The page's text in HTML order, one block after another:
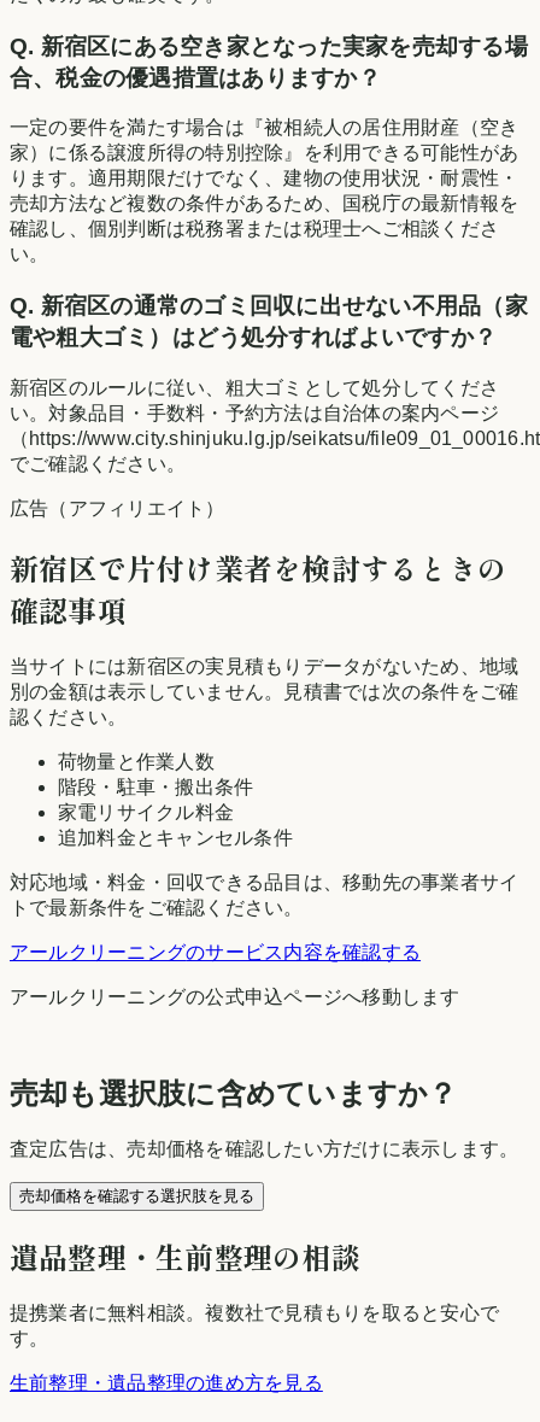
Q. 新宿区にある空き家となった実家を売却する場
合、税金の優遇措置はありますか？
一定の要件を満たす場合は『被相続人の居住用財産（空き
家）に係る譲渡所得の特別控除』を利用できる可能性があ
ります。適用期限だけでなく、建物の使用状況・耐震性・
売却方法など複数の条件があるため、国税庁の最新情報を
確認し、個別判断は税務署または税理士へご相談くださ
い。
Q. 新宿区の通常のゴミ回収に出せない不用品（家
電や粗大ゴミ）はどう処分すればよいですか？
新宿区のルールに従い、粗大ゴミとして処分してくださ
い。対象品目・手数料・予約方法は自治体の案内ページ
（https://www.city.shinjuku.lg.jp/seikatsu/
でご確認ください。
広告（アフィリエイト）
新宿区で片付け業者を検討するときの
確認事項
当サイトには新宿区の実見積もりデータがないため、地域
別の金額は表示していません。見積書では次の条件をご確
認ください。
荷物量と作業人数
階段・駐車・搬出条件
家電リサイクル料金
追加料金とキャンセル条件
対応地域・料金・回収できる品目は、移動先の事業者サイ
トで最新条件をご確認ください。
アールクリーニングのサービス内容を確認する
アールクリーニングの公式申込ページへ移動します
売却も選択肢に含めていますか？
査定広告は、売却価格を確認したい方だけに表示します。
売却価格を確認する選択肢を見る
遺品整理・生前整理の相談
提携業者に無料相談。複数社で見積もりを取ると安心で
す。
生前整理・遺品整理の進め方を見る